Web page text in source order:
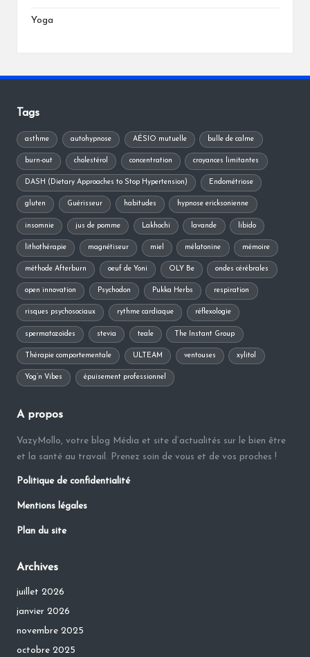
Yoga
Tags
asthme autohypnose AÉSIO mutuelle bulle de calme
burn-out cholestérol concentration croyances limitantes
DASH (Dietary Approaches to Stop Hypertension) Endométriose
gluten Guérisseur habitudes hypnose ericksonienne
insomnie jus de pomme Lakhochi lavande libido
lithothérapie magnétiseur miel mélatonine mémoire
méthode Afterburn oeuf de Yoni OLY Be ondes cérébrales
open innovation Psychodon Pukka Herbs respiration
risques psychosociaux rythme cardiaque réflexologie
spermatozoïdes stevia teale The Instant Group
Thérapie comportementale ULTEAM ventouses xylitol
Yog’n Vibes épuisement professionnel
A propos
VazyMollo, votre blog Média et site d’actualités sur le bien être
et la santé au travail. Prenez soin de vous et de vos proches !
Politique de confidentialité
Mentions légales
Plan du site
Archives
juillet 2026
janvier 2026
novembre 2025
octobre 2025